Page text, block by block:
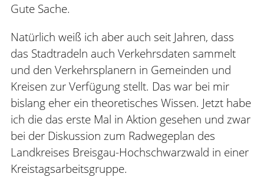
Gute Sache.
Natürlich weiß ich aber auch seit Jahren, dass
das Stadtradeln auch Verkehrsdaten sammelt
und den Verkehrsplanern in Gemeinden und
Kreisen zur Verfügung stellt. Das war bei mir
bislang eher ein theoretisches Wissen. Jetzt habe
ich die das erste Mal in Aktion gesehen und zwar
bei der Diskussion zum Radwegeplan des
Landkreises Breisgau-Hochschwarzwald in einer
Kreistagsarbeitsgruppe.